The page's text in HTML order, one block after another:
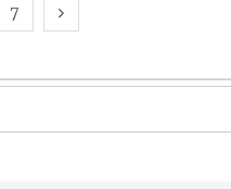
7 Nächste Seite